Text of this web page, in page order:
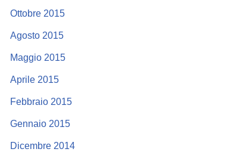
Ottobre 2015
Agosto 2015
Maggio 2015
Aprile 2015
Febbraio 2015
Gennaio 2015
Dicembre 2014